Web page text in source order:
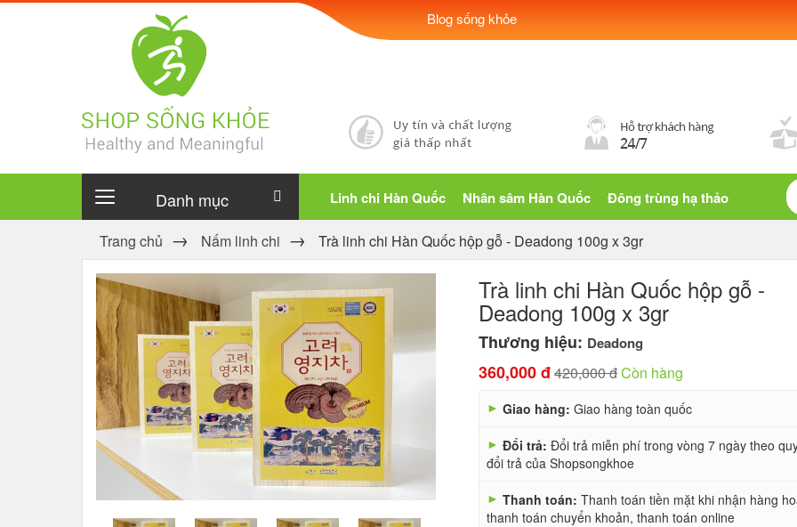
Blog sống khỏe
Danh mục Linh chi Hàn Quốc Nhân sâm Hàn Quốc Đông trùng hạ thảo
Trang chủ Nấm linh chi Trà linh chi Hàn Quốc hộp gỗ - Deadong 100g x 3gr
Trà linh chi Hàn Quốc hộp gỗ -
Deadong 100g x 3gr
Thương hiệu: Deadong
360,000 đ420,000 đCòn hàng
► Giao hàng:Giao hàng toàn quốc
► Đổi trả:Đổi trả miễn phí trong vòng 7 ngày theo
đổi trả của Shopsongkhoe
► Thanh toán:Thanh toán tiền mặt khi nhận hàng
thanh toán chuyển khoản, thanh toán online